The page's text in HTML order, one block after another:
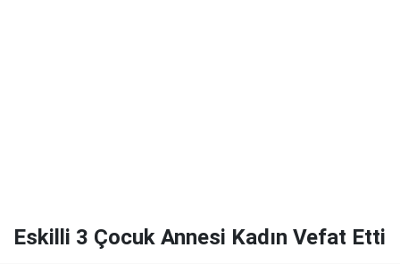
Eskilli 3 Çocuk Annesi Kadın Vefat Etti